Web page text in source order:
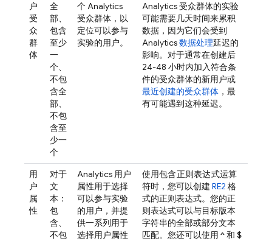
户
受
众
群
体
全
部、
包含
至少
一
个、
不包
含全
部、
不包
含至
少一
个
个Analytics
受众群体，以
定位可以参与
实验的用户。
Analytics受众群体的实验
可能需要几天时间来累积
数据，因为它们会受到
Analytics数据处理延迟的
影响。对于通常在创建后
24-48 小时内加入符合条
件的受众群体的新用户或
最近创建的受众群体 ，最
有可能遇到这种延迟。
用
户
属
性
对于
文
本：
包
含、
不包
Analytics 用户
属性用于选择
可以参与实验
的用户，并提
供一系列用于
选择用户属性
使用包含正则表达式运算
符时，您可以创建 RE2 格
式的正则表达式。您的正
则表达式可以与目标版本
字符串的全部或部分文本
匹配。您还可以使用 ^和$